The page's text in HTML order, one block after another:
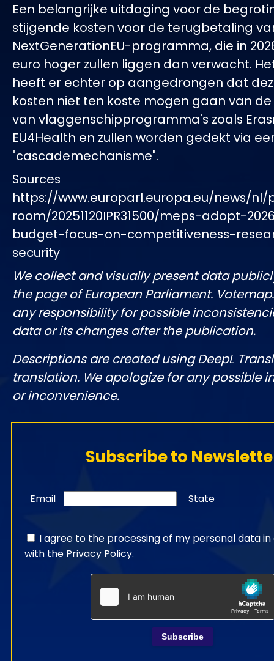
Een belangrijke uitdaging voor de
stijgende kosten voor de terugbetaling
NextGenerationEU-programma, die in
euro hoger zullen liggen dan verwacht.
heeft er echter op aangedrongen dat
kosten niet ten koste mogen gaan van
van vlaggenschipprogramma's zoals
EU4Health en zullen worden gedekt via
"cascademechanisme".
Sources
https://www.europarl.europa.eu/news/nl/
room/20251120IPR31500/meps-adopt-
budget-focus-on-competitiveness-
security
We collect and visually present data
the page of European Parliament.
any responsibility for possible
data or its changes after the publication.
Descriptions are created using DeepL
translation. We apologize for any possible
or inconvenience.
Subscribe to
Email State
I agree to the processing of my personal data
with the Privacy Policy.
Subscribe